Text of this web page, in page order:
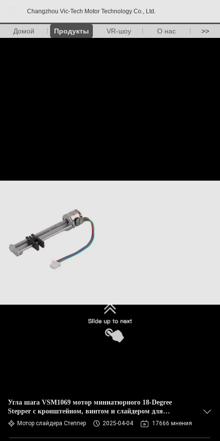
Changzhou Vic-Tech Motor Technology Co., Ltd.
Домой Продукты VR-шоу О нас >>
Угла шага VSM1069 мотор миниатюрного 18-Degree
Stepper с кронштейном, винтом и слайдером для
различных индустрий
Мотор слайдера Степпер 2025-04-04 17666 мнения